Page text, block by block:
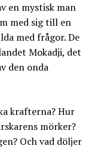
en mystisk man
med sig till en
med frågor. De
Mokadji, det
den onda
krafterna? Hur
mörker?
Och vad döljer